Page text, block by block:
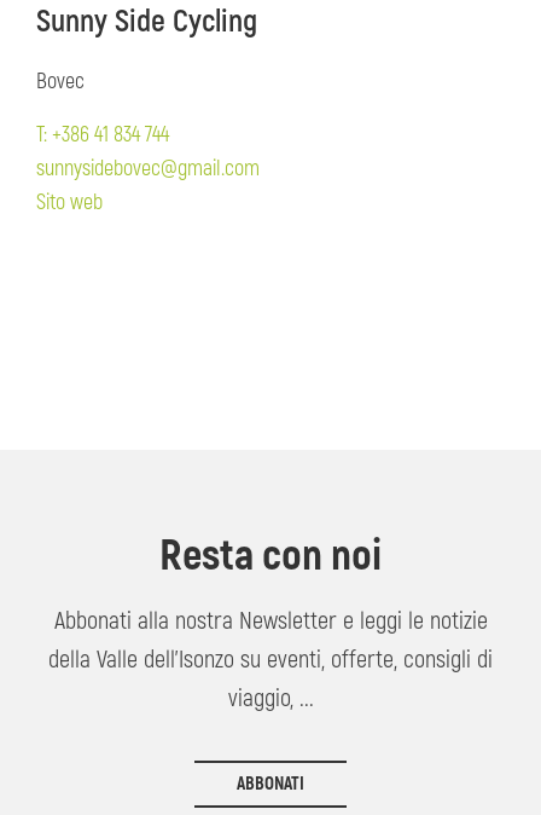
Sunny Side Cycling
Bovec
T: +386 41 834 744
sunnysidebovec@gmail.com
Sito web
Resta con noi
Abbonati alla nostra Newsletter e leggi le notizie
della Valle dell'Isonzo su eventi, offerte, consigli di
viaggio, ...
ABBONATI